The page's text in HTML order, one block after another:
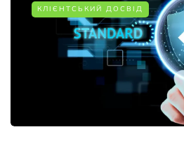
КЛІЄНТСЬКИЙ ДОСВІД